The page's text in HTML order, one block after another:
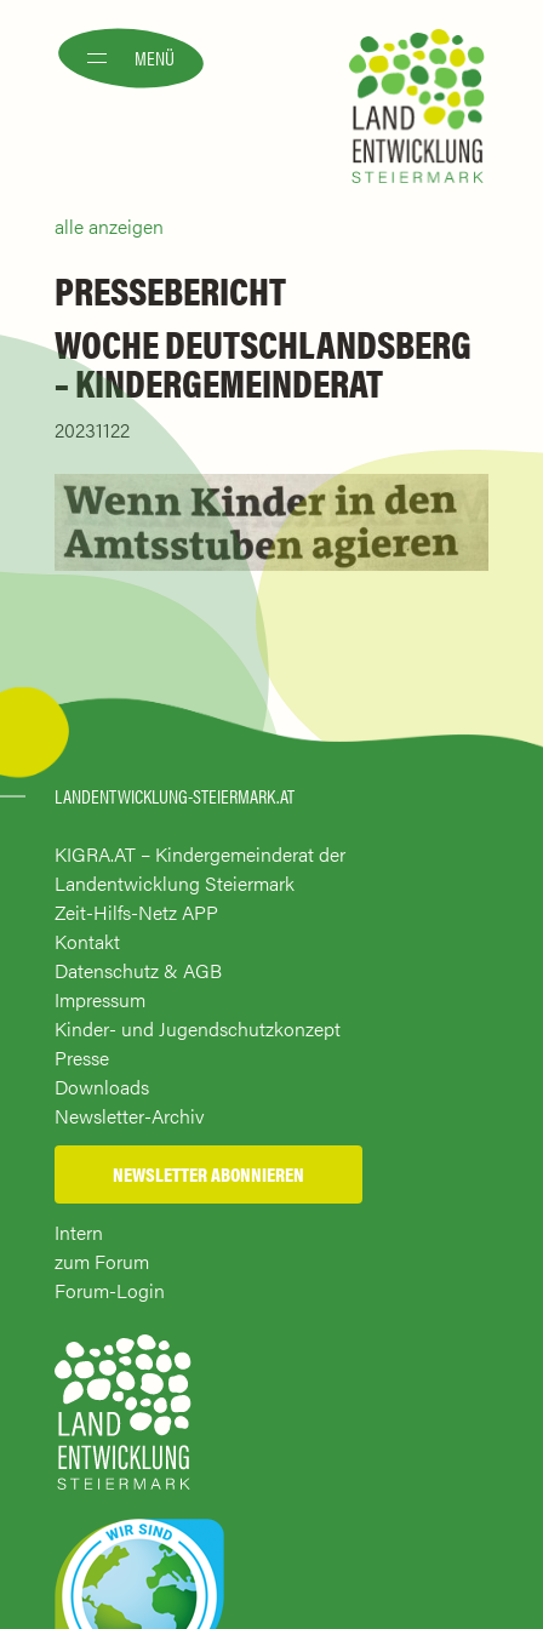
MENÜ
alle anzeigen
PRESSEBERICHT
WOCHE DEUTSCHLANDSBERG
– KINDERGEMEINDERAT
20231122
LANDENTWICKLUNG-STEIERMARK.AT
KIGRA.AT – Kindergemeinderat der
Landentwicklung Steiermark
Zeit-Hilfs-Netz APP
Kontakt
Datenschutz & AGB
Impressum
Kinder- und Jugendschutzkonzept
Presse
Downloads
Newsletter-Archiv
NEWSLETTER ABONNIEREN
Intern
zum Forum
Forum-Login